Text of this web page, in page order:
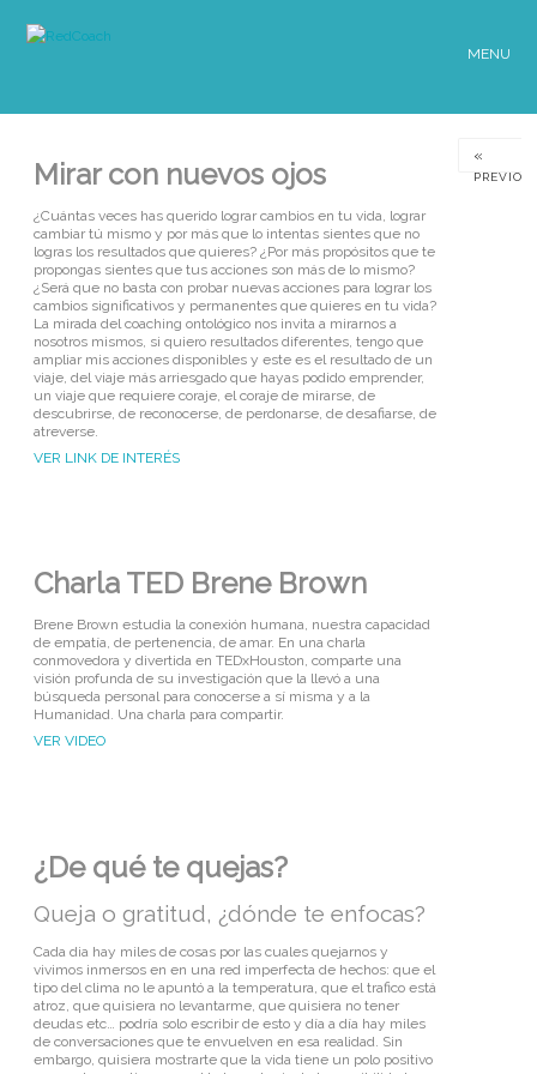
MENU
Mirar con nuevos ojos
¿Cuántas veces has querido lograr cambios en tu vida, lograr
cambiar tú mismo y por más que lo intentas sientes que no
logras los resultados que quieres? ¿Por más propósitos que te
propongas sientes que tus acciones son más de lo mismo?
¿Será que no basta con probar nuevas acciones para lograr los
cambios significativos y permanentes que quieres en tu vida?
La mirada del coaching ontológico nos invita a mirarnos a
nosotros mismos, si quiero resultados diferentes, tengo que
ampliar mis acciones disponibles y este es el resultado de un
viaje, del viaje más arriesgado que hayas podido emprender,
un viaje que requiere coraje, el coraje de mirarse, de
descubrirse, de reconocerse, de perdonarse, de desafiarse, de
atreverse.
VER LINK DE INTERÉS
Charla TED Brene Brown
Brene Brown estudia la conexión humana, nuestra capacidad
de empatía, de pertenencia, de amar. En una charla
conmovedora y divertida en TEDxHouston, comparte una
visión profunda de su investigación que la llevó a una
búsqueda personal para conocerse a sí misma y a la
Humanidad. Una charla para compartir.
VER VIDEO
¿De qué te quejas?
Queja o gratitud, ¿dónde te enfocas?
Cada dia hay miles de cosas por las cuales quejarnos y
vivimos inmersos en en una red imperfecta de hechos: que el
tipo del clima no le apuntó a la temperatura, que el trafico está
atroz, que quisiera no levantarme, que quisiera no tener
deudas etc… podría solo escribir de esto y día a día hay miles
de conversaciones que te envuelven en esa realidad. Sin
embargo, quisiera mostrarte que la vida tiene un polo positivo
«